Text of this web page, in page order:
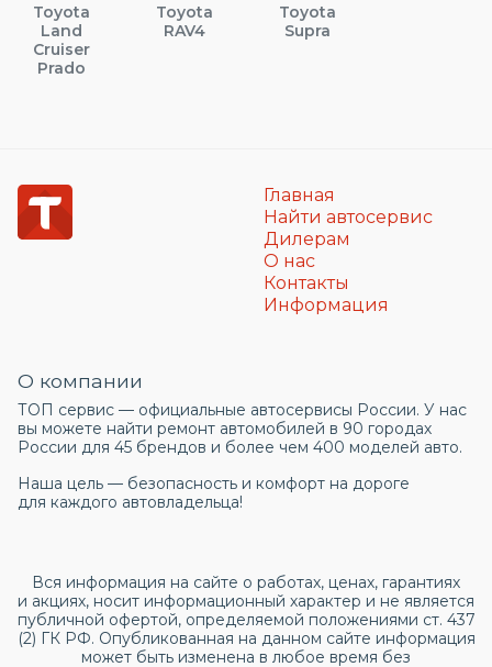
Toyota
Land
Cruiser
Prado
Toyota
RAV4
Toyota
Supra
Главная
Найти автосервис
Дилерам
О нас
Контакты
Информация
О компании
ТОП сервис — официальные автосервисы России. У нас
вы можете найти ремонт автомобилей в 90 городах
России для 45 брендов и более чем 400 моделей авто.
Наша цель — безопасность и комфорт на дороге
для каждого автовладельца!
Вся информация на сайте о работах, ценах, гарантиях
и акциях, носит информационный характер и не является
публичной офертой, определяемой положениями ст. 437
(2) ГК РФ. Опубликованная на данном сайте информация
может быть изменена в любое время без